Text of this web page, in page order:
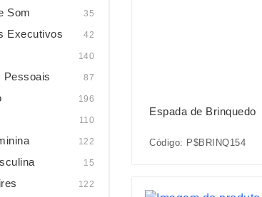
Som 35
Executivos 42
140
Pessoais 87
196
110
122
15
122
Espada de Brinquedo
Código: P$BRINQ154